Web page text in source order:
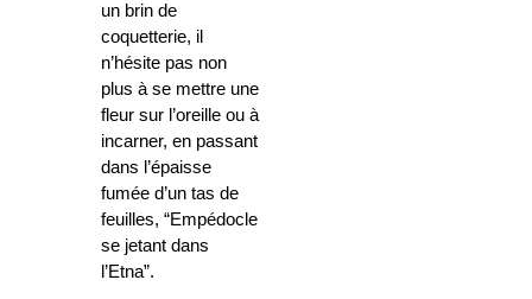
un brin de
coquetterie, il
n’hésite pas non
plus à se mettre une
fleur sur l’oreille ou à
incarner, en passant
dans l’épaisse
fumée d’un tas de
feuilles, “Empédocle
se jetant dans
l’Etna”.